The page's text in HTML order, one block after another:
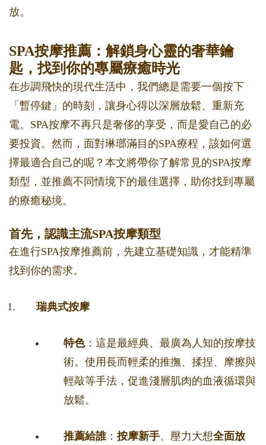
放。
SPA按摩推薦：解鎖身心靈的奢華鑰
匙，找到你的專屬療癒時光
在步調飛快的現代生活中，我們總是需要一個按下
「暫停鍵」的時刻，讓身心得以深層放鬆、重新充
電。SPA按摩不再只是奢侈的享受，而是愛自己的必
要投資。然而，面對琳瑯滿目的SPA療程，該如何選
擇最適合自己的呢？本文將帶你了解常見的SPA按摩
類型，並推薦不同情境下的最佳選擇，助你找到專屬
的療癒秘境。
首先，認識主流SPA按摩類型
在進行SPA按摩推薦前，先建立基礎知識，才能精準
找到你的需求。
瑞典式按摩
特色：這是最經典、最廣為人知的按摩技
術。使用長而輕柔的推撫、揉捏、摩擦與
輕敲等手法，促進淺層肌肉的血液循環與
放鬆。
推薦給誰： 按摩新手、壓力大想全面放